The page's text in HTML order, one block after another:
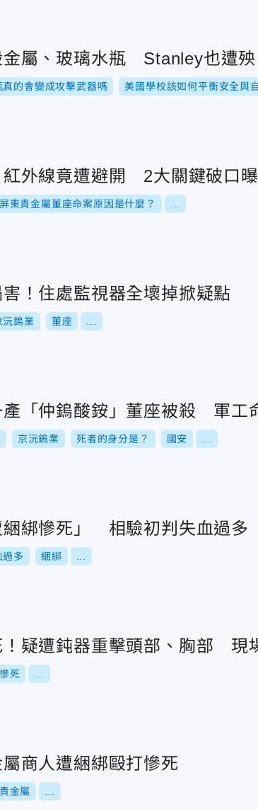
金屬、玻璃水瓶 Stanley也遭殃
真的會變成攻擊武器嗎 美國學校該如何平衡安全與
紅外線竟遭避開 2大關鍵破口曝
屏東貴金屬董座命案原因是什麼？
！住處監視器全壞掉掀疑點
沅鎢業 董座
產「仲鎢酸銨」董座被殺 軍工
京沅鎢業 死者的身分是？ 國安
綑綁慘死」 相驗初判失血過多
過多 綑綁
！疑遭鈍器重擊頭部、胸部 現
慘死
商人遭綑綁毆打慘死
貴金屬